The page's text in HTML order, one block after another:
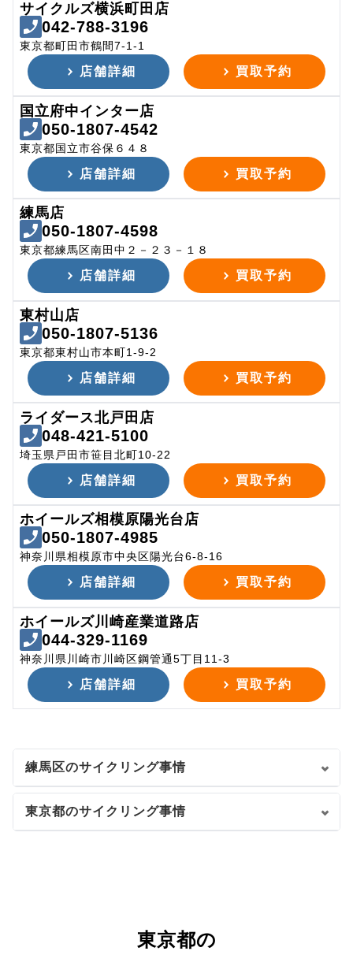
サイクルズ横浜町田店
042-788-3196
東京都町田市鶴間7-1-1
店舗詳細 買取予約
国立府中インター店
050-1807-4542
東京都国立市谷保６４８
店舗詳細 買取予約
練馬店
050-1807-4598
東京都練馬区南田中２－２３－１８
店舗詳細 買取予約
東村山店
050-1807-5136
東京都東村山市本町1-9-2
店舗詳細 買取予約
ライダース北戸田店
048-421-5100
埼玉県戸田市笹目北町10-22
店舗詳細 買取予約
ホイールズ相模原陽光台店
050-1807-4985
神奈川県相模原市中央区陽光台6-8-16
店舗詳細 買取予約
ホイールズ川崎産業道路店
044-329-1169
神奈川県川崎市川崎区鋼管通5丁目11-3
店舗詳細 買取予約
練馬区のサイクリング事情
東京都のサイクリング事情
東京都の